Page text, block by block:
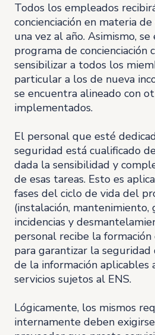
Todos los empleados
concienciación en materia
una vez al año. Asimismo,
programa de concienciación
sensibilizar a todos los
particular a los de nueva
se encuentra alineado con
implementados.
El personal que esté
seguridad está cualificado
dada la sensibilidad y
de esas tareas. Esto es
fases del ciclo de vida del
(instalación, mantenimiento,
incidencias y
personal recibe la formación
para garantizar la
de la información aplicables
servicios sujetos al ENS.
Lógicamente, los mismos
internamente deben